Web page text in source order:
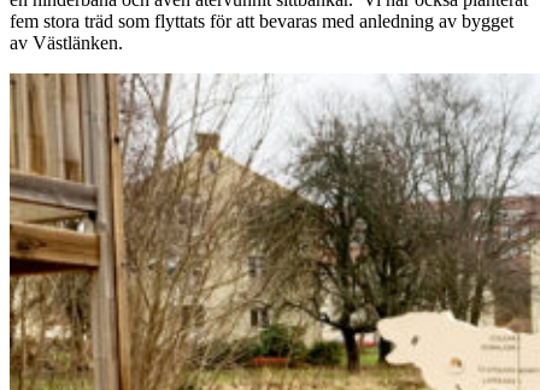
fem stora träd som flyttats för att bevaras med anledning av bygget
av Västlänken.